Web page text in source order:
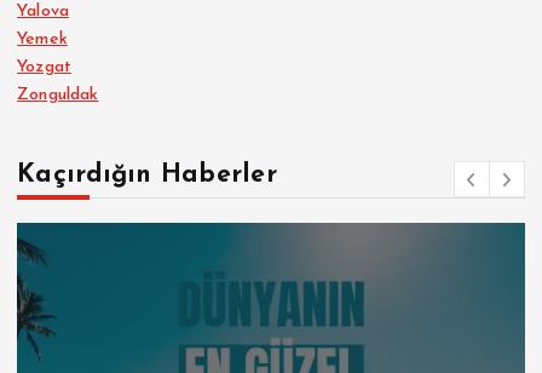
Yalova
Yemek
Yozgat
Zonguldak
Kaçırdığın Haberler